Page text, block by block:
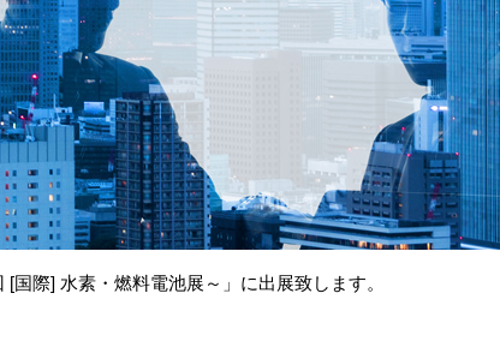
[国際] 水素・燃料電池展～」に出展致します。